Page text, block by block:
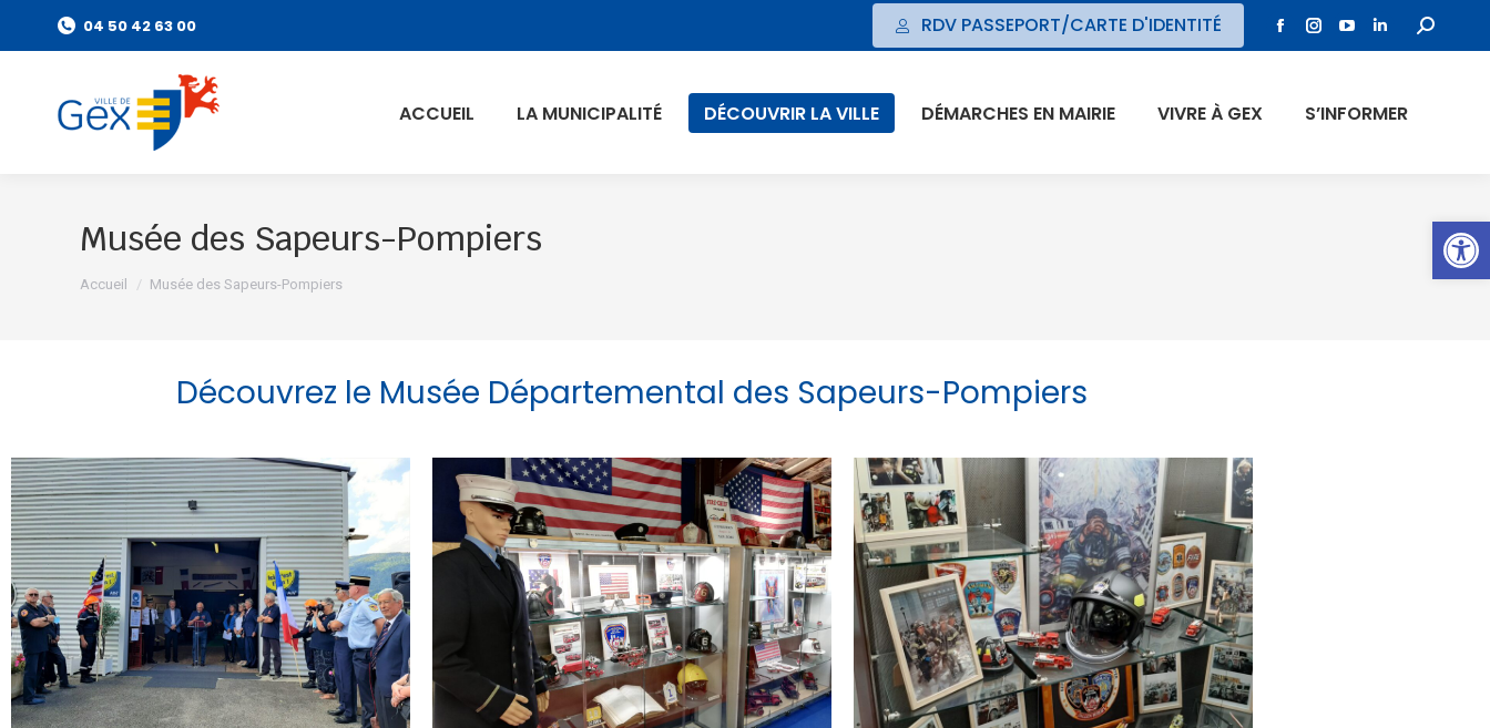
Ouvrir
04 50 42 63 00 RDV PASSEPORT/CARTE D'IDENTITÉ
ACCUEIL LA MUNICIPALITÉ DÉCOUVRIR LA VILLE DÉMARCHES EN MAIRIE VIVRE À GEX S’INFORMER
Musée des Sapeurs-Pompiers
Vous êtes ici :
Accueil Musée des Sapeurs-Pompiers
Découvrez le Musée Départemental des Sapeurs-Pompiers